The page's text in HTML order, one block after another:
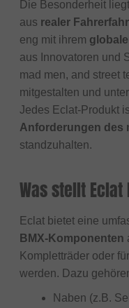
Die Besonderheit
aus realer
eng mit ihrem
aus Innovatoren und
mad men, and street
mitgestalten und
Jedes Eclat-Produkt
Anforderungen des
standzuhalten.
Was stellt
Eclat bietet eine
BMX-Komponenten
Kompletträder oder
werden. Dazu
Naben (z.B.